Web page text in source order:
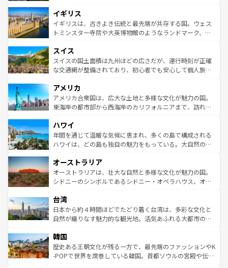
いる。シャンパンの発祥地であるランス、プロヴァンスの
香り高いラベンダー畑など、多彩な楽しみ方が可能だ。さ
らに、パリ以外の地域にも魅力が溢れており、どの街角に
れる地方に足を運ぶとそれぞれで全く異なる文化を体験で
きるだろう。 なお、新着のフランス情報はコンテンツ一覧
を参照してほしい。
顔を持つこの国は、どこを歩いても飽きることがない。ベ
ルリンの文化的活気、バイエルン州のアルプスの絶景、そ
してライン川沿いのワイン畑といった風景は必見。ビール
は、お酒好きな人にはぜひ体験してほしい。 なお、新着の
ドイツ情報はコンテンツ一覧を参照してほしい。
イギリス
イギリスは、古きよき伝統と最先端が共存する国。ウェス
トミンスター寺院や大英博物館のようなランドマーク、歴
リアごとに異なる魅力がある。また、優雅なアフタヌーン
ティー、ビール好きにはたまらない英国パブ、サッカー観
戦など、本場だからこそできる体験も豊富。イギリスを旅
ンツ一覧を参照してほしい。
スイス
スイスの国土面積は九州ほどの広さだが、運行時刻が正確
な交通網が整備されており、初心者でも安心して個人旅行
の建物がそのまま残る町や、スイスならではのユニークな
博物館もあり、アルプス観光だけでなく町歩きも満喫する
ことができる。国民の所得が高いため物価も高いが、旅行
ば市内交通費無料で観光を楽しむこともできる。 なお、新
着のスイス情報はコンテンツ一覧 を参照してほしい。
アメリカ
アメリカ合衆国は、広大な土地と多様な文化が魅力の国。
東海岸の都市部から西海岸のカリフォルニアまで、訪れる
のような巨大都市は、観光、ショッピング、エンターテイ
ンメントが詰まった刺激的なスポットだ。一方、アメリカ
西部には大自然が広がり、グランドキャニオンやイエロー
部のニューオーリンズでは、音楽と美食が融合した独特の
文化が魅力。旅行者はアメリカの各地域で異なる魅力を楽
しみながら、その多様性と豊かな歴史を感じることができ
ならではの贅沢な旅のスタイルだ。 なお、新着のアメリカ
情報はコンテンツ一覧を参照してほしい。
ハワイ
年間を通じて温暖な気候に恵まれ、多くの島で構成される
ハワイは、どの島も独自の魅力をもっている。大自然の神
ワイ島は見逃せない。また、定番の観光地といえばオアフ
島だが、静かな自然を求めるならマウイ島やカウアイ島が
おすすめ。エメラルドグリーンに輝く海をはじめ、豊かな
れるおもてなしの心で訪れる人々を迎えてくれるハワイの
人々、おいしいローカルフードやハワイアンミュージッ
ク、伝統的なフラダンスなど、すべてがハワイの魅力を彩
ワイを、存分に味わってほしい。 なお、新着のハワイ情報
はコンテンツ一覧を参照してほしい。
オーストラリア
オーストラリアは、壮大な自然と多様な文化が魅力の国。
シドニーのシンボルであるシドニー・オペラハウス、オー
リアリーフや大陸中央部にそびえるウルル（エアーズロッ
ク）、タスマニアの美しい原生林やケアンズの熱帯雨林な
ど、見どころがたくさん。また、カフェやワイン、オージ
いる。アクティビティも充実しており、サーフィンやダイ
ビング、ハイキングなど、アウトドア好きにはたまらな
い。オーストラリアの多彩な魅力を存分に味わいつくそ
台湾
日本から約４時間ほどでたどり着く台湾は、多彩な文化と
自然が織りなす魅力的な観光地。活気あふれる大都市の台
ン）、静ひつな山岳地帯である台湾東部など、都市の喧騒
と山間の静けさが共存しており、訪れる人に新しい発見と
驚きをもたらしてくれる。また、奥深い台湾の食文化も魅
韓国
歴史ある王朝文化が残る一方で、最先端のファッションやK
-POPで世界を席巻している韓国。首都ソウルの宮殿や伝統